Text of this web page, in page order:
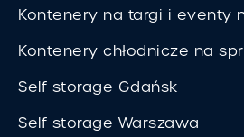
Kontenery na targi i eventy
Kontenery chłodnicze na
Self storage Gdańsk
Self storage Warszawa